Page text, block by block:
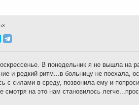
В понедельник я не вышла на
и редкий ритм...в больницу не поехала,
с силами в среду, позвонила ему и
на это нам становилось